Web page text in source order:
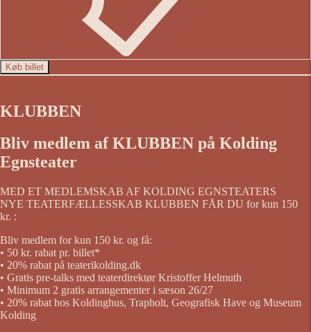
Køb billet
KLUBBEN
Bliv medlem af KLUBBEN på Kolding
Egnsteater
MED ET MEDLEMSKAB AF KOLDING EGNSTEATERS
NYE TEATERFÆLLESSKAB KLUBBEN FÅR DU for kun 150
kr. :
Bliv medlem for kun 150 kr. og få:
• 50 kr. rabat pr. billet*
• 20% rabat på teaterikolding.dk
• Gratis pre-talks med teaterdirektør Kristoffer Helmuth
• Minimum 2 gratis arrangementer i sæson 26/27
• 20% rabat hos Koldinghus, Trapholt, Geografisk Have og Museum
Kolding